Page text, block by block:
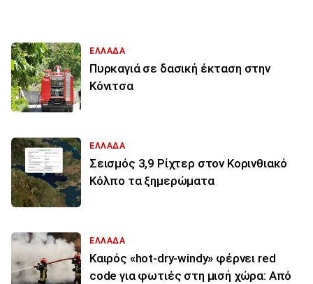
ΕΛΛΑΔΑ
Πυρκαγιά σε δασική έκταση στην
Κόνιτσα
ΕΛΛΑΔΑ
Σεισμός 3,9 Ρίχτερ στον Κορινθιακό
Κόλπο τα ξημερώματα
ΕΛΛΑΔΑ
Καιρός «hot-dry-windy» φέρνει red
code για φωτιές στη μισή χώρα: Από